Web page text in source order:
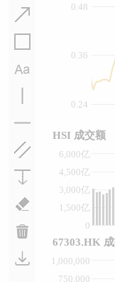
0.24
0.36
0.48
0
1,500亿
3,000亿
4,500亿
6,000亿
750,000
1,000,000
HSI 成交额
67303.HK